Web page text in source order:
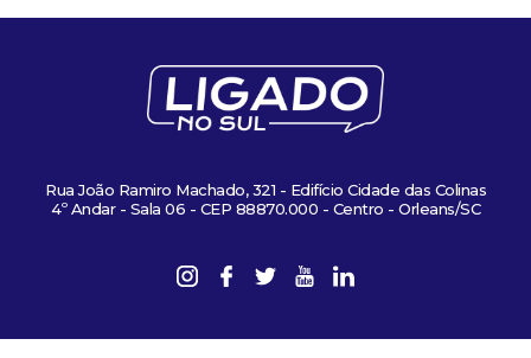
Rua João Ramiro Machado, 321 - Edifício Cidade das Colinas
4º Andar - Sala 06 - CEP 88870.000 - Centro - Orleans/SC